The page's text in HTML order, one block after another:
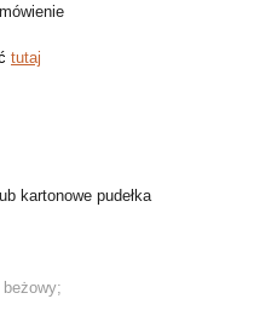
tutaj
kartonowe pudełka